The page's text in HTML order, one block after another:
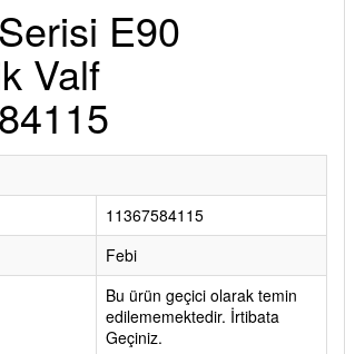
E90
Valf
11367584115
Febi
Bu ürün geçici olarak temin
edilememektedir. İrtibata
Geçiniz.